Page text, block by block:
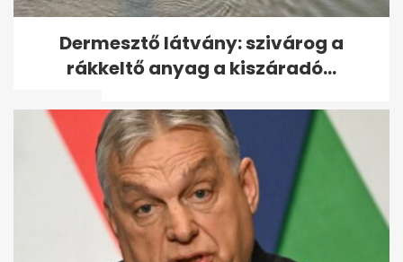
Megvan a kormány terve:
6000 milliárd forint uniós pénz
sorsa
Dermesztő látvány: szivárog a
rákkeltő anyag a kiszáradó...